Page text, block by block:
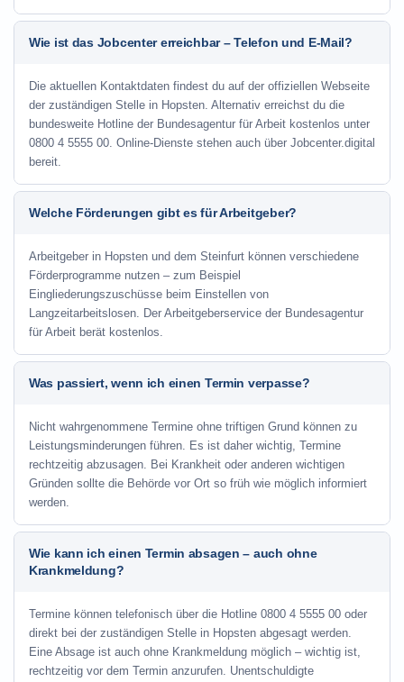
Wie ist das Jobcenter erreichbar – Telefon und E-Mail?
Die aktuellen Kontaktdaten findest du auf der offiziellen Webseite
der zuständigen Stelle in Hopsten. Alternativ erreichst du die
bundesweite Hotline der Bundesagentur für Arbeit kostenlos unter
0800 4 5555 00. Online-Dienste stehen auch über Jobcenter.digital
bereit.
Welche Förderungen gibt es für Arbeitgeber?
Arbeitgeber in Hopsten und dem Steinfurt können verschiedene
Förderprogramme nutzen – zum Beispiel
Eingliederungszuschüsse beim Einstellen von
Langzeitarbeitslosen. Der Arbeitgeberservice der Bundesagentur
für Arbeit berät kostenlos.
Was passiert, wenn ich einen Termin verpasse?
Nicht wahrgenommene Termine ohne triftigen Grund können zu
Leistungsminderungen führen. Es ist daher wichtig, Termine
rechtzeitig abzusagen. Bei Krankheit oder anderen wichtigen
Gründen sollte die Behörde vor Ort so früh wie möglich informiert
werden.
Wie kann ich einen Termin absagen – auch ohne
Krankmeldung?
Termine können telefonisch über die Hotline 0800 4 5555 00 oder
direkt bei der zuständigen Stelle in Hopsten abgesagt werden.
Eine Absage ist auch ohne Krankmeldung möglich – wichtig ist,
rechtzeitig vor dem Termin anzurufen. Unentschuldigte